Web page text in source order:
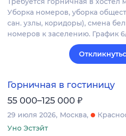
Уборка номеров, уборка
сан. узлы, коридоры), смена
номеров к заселению. График 6/
Горничная в гостиницу
55 000–125 000 ₽
29 июля 2026 Москва
Уно Эстэйт